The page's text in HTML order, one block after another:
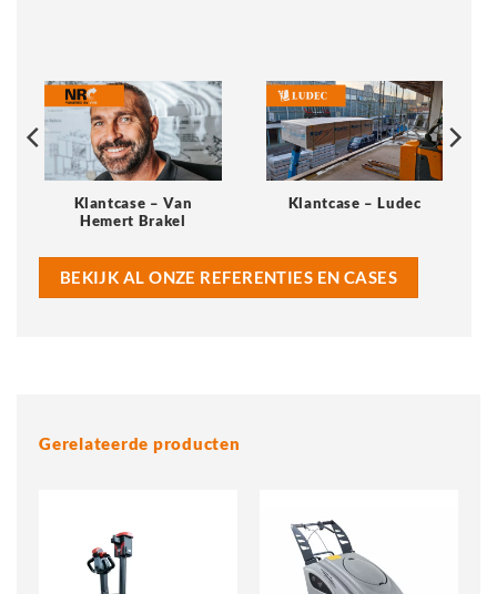
Klantcase – Van
Hemert Brakel
Klantcase – Ludec
BEKIJK AL ONZE REFERENTIES EN CASES
Gerelateerde producten